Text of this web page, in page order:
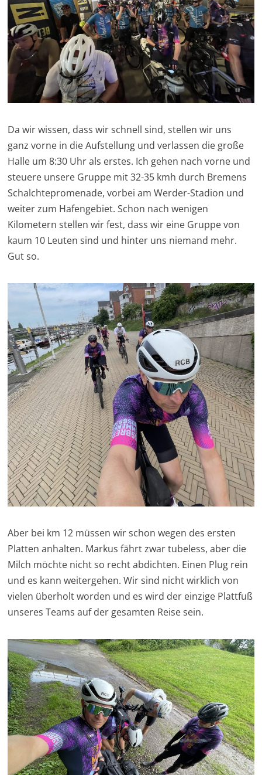
Da wir wissen, dass wir schnell sind, stellen wir uns
ganz vorne in die Aufstellung und verlassen die große
Halle um 8:30 Uhr als erstes. Ich gehen nach vorne und
steuere unsere Gruppe mit 32-35 kmh durch Bremens
Schalchtepromenade, vorbei am Werder-Stadion und
weiter zum Hafengebiet. Schon nach wenigen
Kilometern stellen wir fest, dass wir eine Gruppe von
kaum 10 Leuten sind und hinter uns niemand mehr.
Gut so.
Aber bei km 12 müssen wir schon wegen des ersten
Platten anhalten. Markus fährt zwar tubeless, aber die
Milch möchte nicht so recht abdichten. Einen Plug rein
und es kann weitergehen. Wir sind nicht wirklich von
vielen überholt worden und es wird der einzige Plattfuß
unseres Teams auf der gesamten Reise sein.